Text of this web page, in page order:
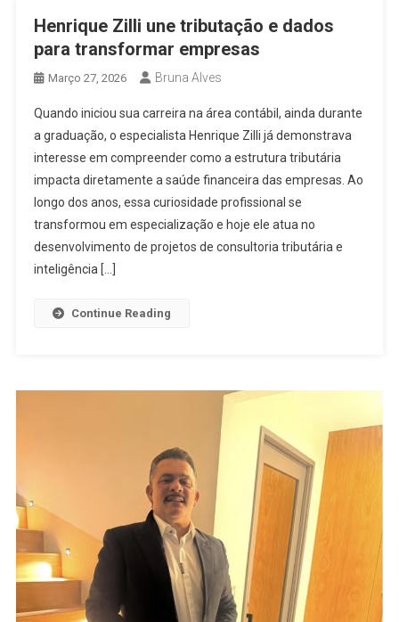
Henrique Zilli une tributação e dados
para transformar empresas
Março 27, 2026 Bruna Alves
Quando iniciou sua carreira na área contábil, ainda durante
a graduação, o especialista Henrique Zilli já demonstrava
interesse em compreender como a estrutura tributária
impacta diretamente a saúde financeira das empresas. Ao
longo dos anos, essa curiosidade profissional se
transformou em especialização e hoje ele atua no
desenvolvimento de projetos de consultoria tributária e
inteligência […]
Continue Reading